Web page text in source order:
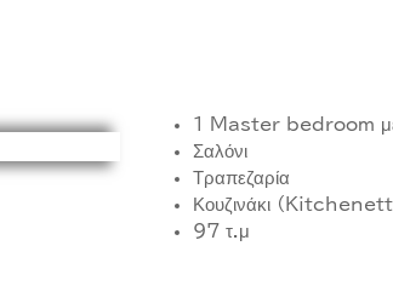
1 Master bedroom με
Σαλόνι
Τραπεζαρία
Κουζινάκι
97 τ.μ